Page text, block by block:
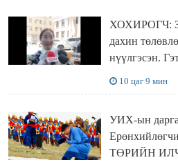
ХОХИРОГЧ:
дахин
нүүлгэсэн.
10 цаг 9 мин
УИХ-ын
ТӨРИЙН